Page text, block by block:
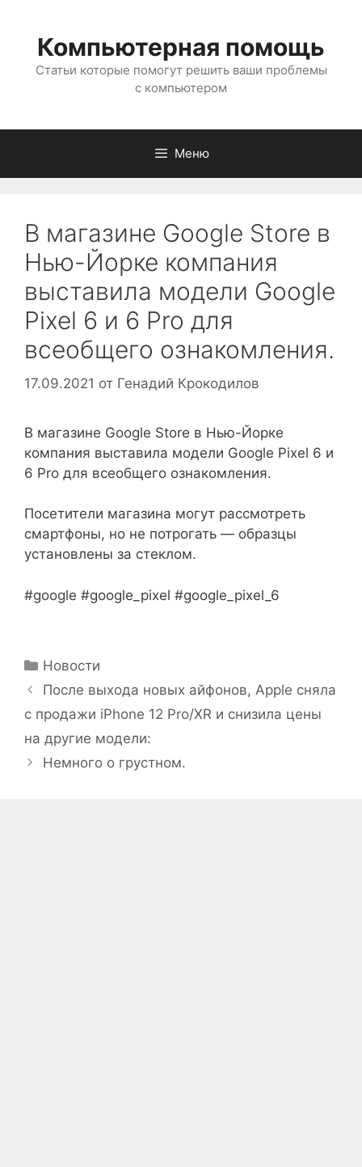
содержимому
Компьютерная помощь
Статьи которые помогут решить ваши проблемы
с компьютером
Меню
В магазине Google Store в
Нью-Йорке компания
выставила модели Google
Pixel 6 и 6 Pro для
всеобщего ознакомления.
17.09.2021 от Генадий Крокодилов
В магазине Google Store в Нью-Йорке
компания выставила модели Google Pixel 6 и
6 Pro для всеобщего ознакомления.
Посетители магазина могут рассмотреть
смартфоны, но не потрогать — образцы
установлены за стеклом.
#google #google_pixel #google_pixel_6
Рубрики
Новости
После выхода новых айфонов, Apple сняла
с продажи iPhone 12 Pro/XR и снизила цены
на другие модели:
Немного о грустном.